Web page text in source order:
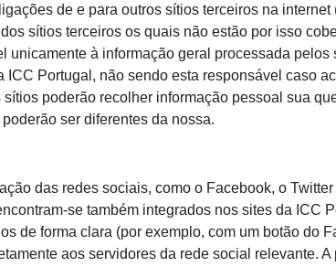
de e para outros sítios terceiros na internet
sítios terceiros os quais não estão por isso
unicamente à informação geral processada
ICC Portugal, não sendo esta responsável caso
poderão recolher informação pessoal sua
ser diferentes da nossa.
das redes sociais, como o Facebook, o
se também integrados nos sites da ICC
de forma clara (por exemplo, com um botão do
aos servidores da rede social relevante.